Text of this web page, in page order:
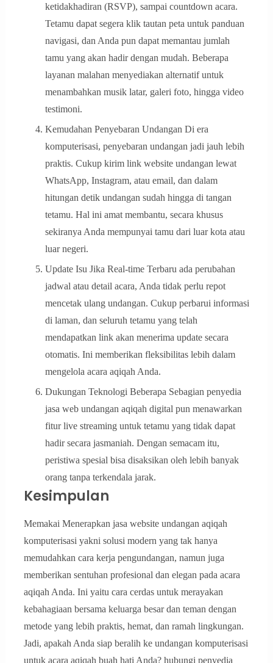
ketidakhadiran (RSVP), sampai countdown acara.
Tetamu dapat segera klik tautan peta untuk panduan
navigasi, dan Anda pun dapat memantau jumlah
tamu yang akan hadir dengan mudah. Beberapa
layanan malahan menyediakan alternatif untuk
menambahkan musik latar, galeri foto, hingga video
testimoni.
Kemudahan Penyebaran Undangan Di era
komputerisasi, penyebaran undangan jadi jauh lebih
praktis. Cukup kirim link website undangan lewat
WhatsApp, Instagram, atau email, dan dalam
hitungan detik undangan sudah hingga di tangan
tetamu. Hal ini amat membantu, secara khusus
sekiranya Anda mempunyai tamu dari luar kota atau
luar negeri.
Update Isu Jika Real-time Terbaru ada perubahan
jadwal atau detail acara, Anda tidak perlu repot
mencetak ulang undangan. Cukup perbarui informasi
di laman, dan seluruh tetamu yang telah
mendapatkan link akan menerima update secara
otomatis. Ini memberikan fleksibilitas lebih dalam
mengelola acara aqiqah Anda.
Dukungan Teknologi Beberapa Sebagian penyedia
jasa web undangan aqiqah digital pun menawarkan
fitur live streaming untuk tetamu yang tidak dapat
hadir secara jasmaniah. Dengan semacam itu,
peristiwa spesial bisa disaksikan oleh lebih banyak
orang tanpa terkendala jarak.
Kesimpulan
Memakai Menerapkan jasa website undangan aqiqah
komputerisasi yakni solusi modern yang tak hanya
memudahkan cara kerja pengundangan, namun juga
memberikan sentuhan profesional dan elegan pada acara
aqiqah Anda. Ini yaitu cara cerdas untuk merayakan
kebahagiaan bersama keluarga besar dan teman dengan
metode yang lebih praktis, hemat, dan ramah lingkungan.
Jadi, apakah Anda siap beralih ke undangan komputerisasi
untuk acara aqiqah buah hati Anda? hubungi penyedia